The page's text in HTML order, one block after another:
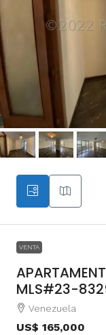
VENTA
MLS#23-
Venezuela
US$ 165,000